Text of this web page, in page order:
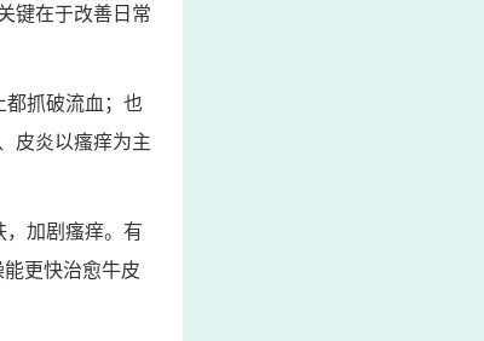
键在于改善日常
抓破流血；也
皮炎以瘙痒为主
加剧瘙痒。有
更快治愈牛皮